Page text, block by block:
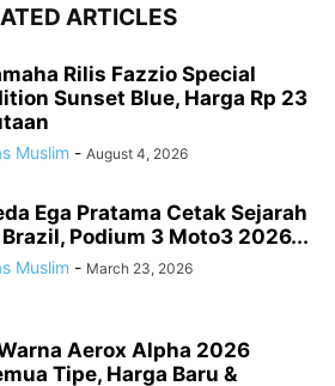
ARTICLES
Rilis Fazzio Special
Sunset Blue, Harga Rp 23
Muslim - August 4, 2026
Ega Pratama Cetak Sejarah
Podium 3 Moto3 2026...
Muslim - March 23, 2026
Aerox Alpha 2026
Tipe, Harga Baru &